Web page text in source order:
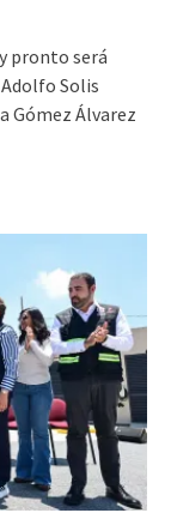
pronto será
Solis
Gómez Álvarez